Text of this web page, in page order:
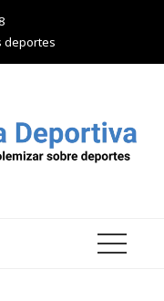
deportes